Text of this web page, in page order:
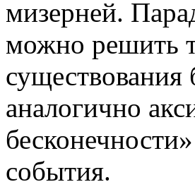
мизерней.
можно решить
существования
аналогично
события.